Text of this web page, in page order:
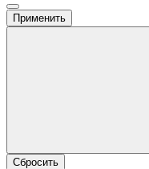
Применить
Сбросить